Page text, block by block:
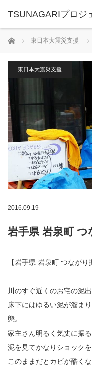
TSUNAGARIプロジ
ホーム 東日本大震災支援
東日本大震災支援
2016.09.19
岩手県 岩泉町 つ
【岩手県 岩泉町 つながり
川のすぐ近くのお宅の泥出
床下にはゆるい泥が溜ま
態。
家主さん明るく気丈に振
泥を見てかなりショック
このままだとカビが酷く